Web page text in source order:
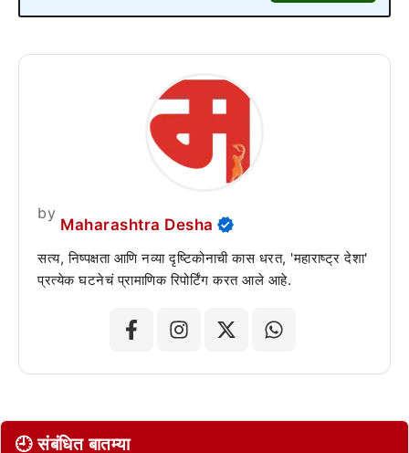
by
Maharashtra Desha
सत्य, निष्पक्षता आणि नव्या दृष्टिकोनाची कास धरत, 'महाराष्ट्र देशा'
प्रत्येक घटनेचं प्रामाणिक रिपोर्टिंग करत आले आहे.
🕘 संबंधित बातम्या